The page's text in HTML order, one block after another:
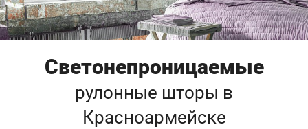
Светонепроницаемые
рулонные шторы в
Красноармейске